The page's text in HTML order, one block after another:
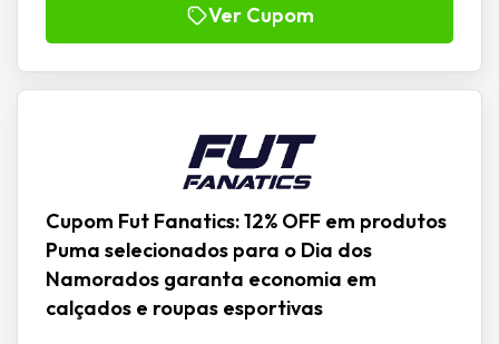
Ver Cupom
Cupom Fut Fanatics: 12% OFF em produtos
Puma selecionados para o Dia dos
Namorados garanta economia em
calçados e roupas esportivas